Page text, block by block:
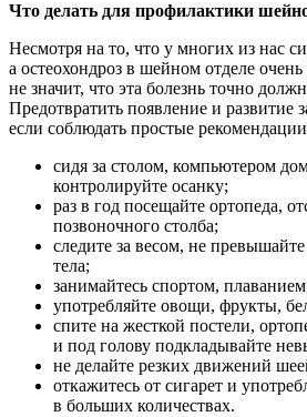
Что делать для профилактики
Несмотря на то, что у многих из нас
а остеохондроз в шейном отделе очень
не значит, что эта болезнь точно
Предотвратить появление и развитие
если соблюдать простые
сидя за столом, компьютером
контролируйте осанку;
раз в год посещайте ортопеда,
позвоночного столба;
следите за весом, не
тела;
занимайтесь спортом,
употребляйте овощи, фрукты,
спите на жесткой постели,
и под голову подкладывайте
не делайте резких движений
откажитесь от сигарет и
в больших количествах.